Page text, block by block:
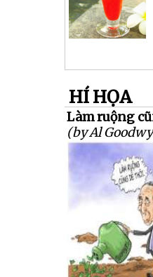
HÍ HỌA
Làm ruộng
(by Al